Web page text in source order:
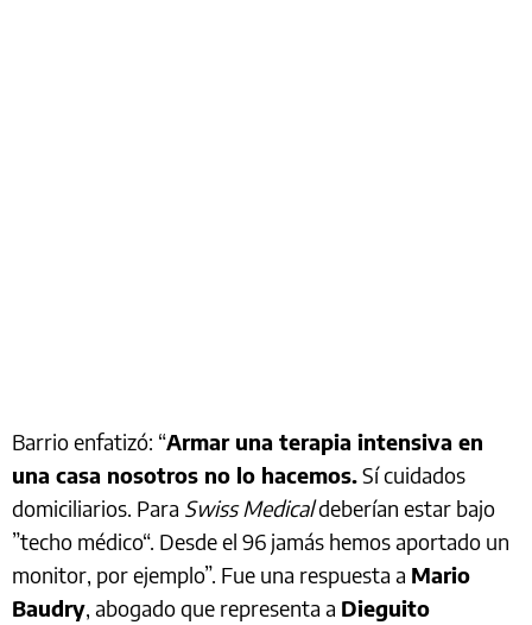
Barrio enfatizó: “Armar una terapia intensiva en
una casa nosotros no lo hacemos. Sí cuidados
domiciliarios. Para Swiss Medicaldeberían estar bajo
”techo médico“. Desde el 96 jamás hemos aportado un
monitor, por ejemplo”. Fue una respuesta a Mario
Baudry , abogado que representa a Dieguito